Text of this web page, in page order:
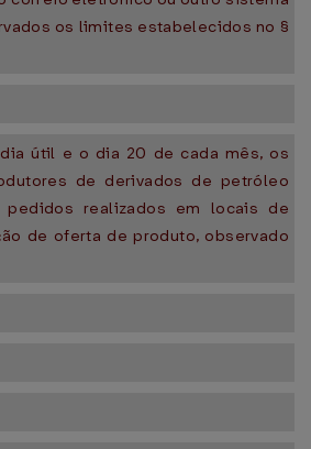
os limites estabelecidos no §
útil e o dia 20 de cada mês, os
de derivados de petróleo
pedidos realizados em locais de
de oferta de produto, observado